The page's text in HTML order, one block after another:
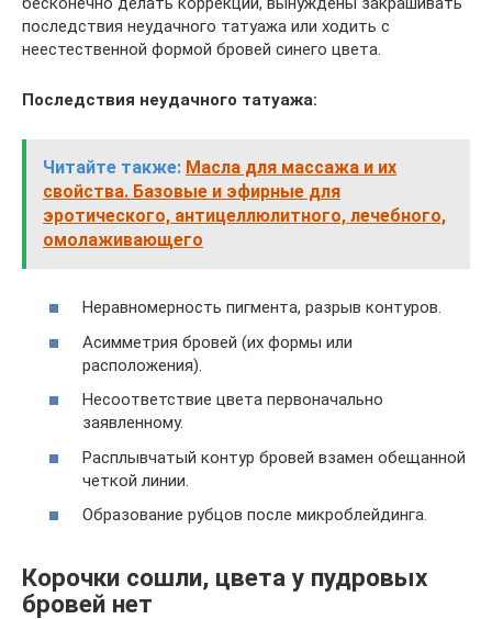
последствия неудачного татуажа или ходить с
неестественной формой бровей синего цвета.
Последствия неудачного татуажа:
Читайте также: Масла для массажа и их
свойства. Базовые и эфирные для
эротического, антицеллюлитного, лечебного,
омолаживающего
Неравномерность пигмента, разрыв контуров.
Асимметрия бровей (их формы или
расположения).
Несоответствие цвета первоначально
заявленному.
Расплывчатый контур бровей взамен обещанной
четкой линии.
Образование рубцов после микроблейдинга.
Корочки сошли, цвета у пудровых
бровей нет